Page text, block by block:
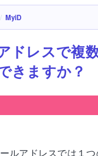
MyiD
ドレスで複
きますか？
ルアドレスでは１